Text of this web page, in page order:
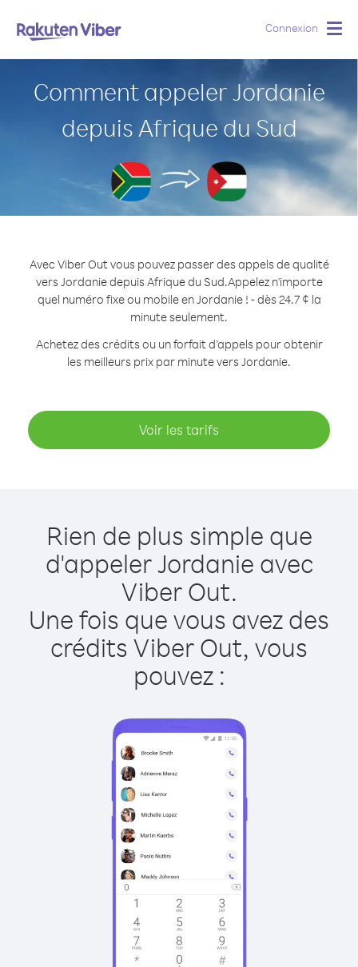
Connexion
Comment appeler Jordanie
depuis Afrique du Sud
Avec Viber Out vous pouvez passer des appels de qualité
vers Jordanie depuis Afrique du Sud.Appelez n'importe
quel numéro fixe ou mobile en Jordanie ! - dès 24.7 ¢ la
minute seulement.
Achetez des crédits ou un forfait d’appels pour obtenir
les meilleurs prix par minute vers Jordanie.
Voir les tarifs
Rien de plus simple que
d'appeler Jordanie avec
Viber Out.
Une fois que vous avez des
crédits Viber Out, vous
pouvez :